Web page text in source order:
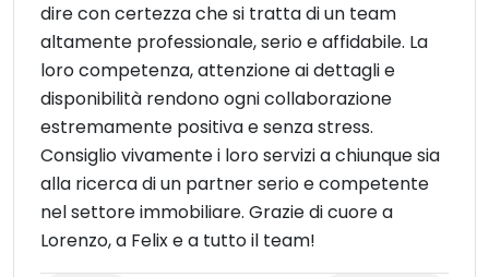
dire con certezza che si tratta di un team
altamente professionale, serio e affidabile. La
loro competenza, attenzione ai dettagli e
disponibilità rendono ogni collaborazione
estremamente positiva e senza stress.
Consiglio vivamente i loro servizi a chiunque sia
alla ricerca di un partner serio e competente
nel settore immobiliare. Grazie di cuore a
Lorenzo, a Felix e a tutto il team!